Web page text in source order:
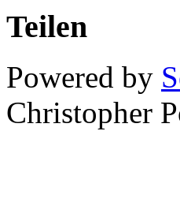
Teilen
Powered by
Christopher